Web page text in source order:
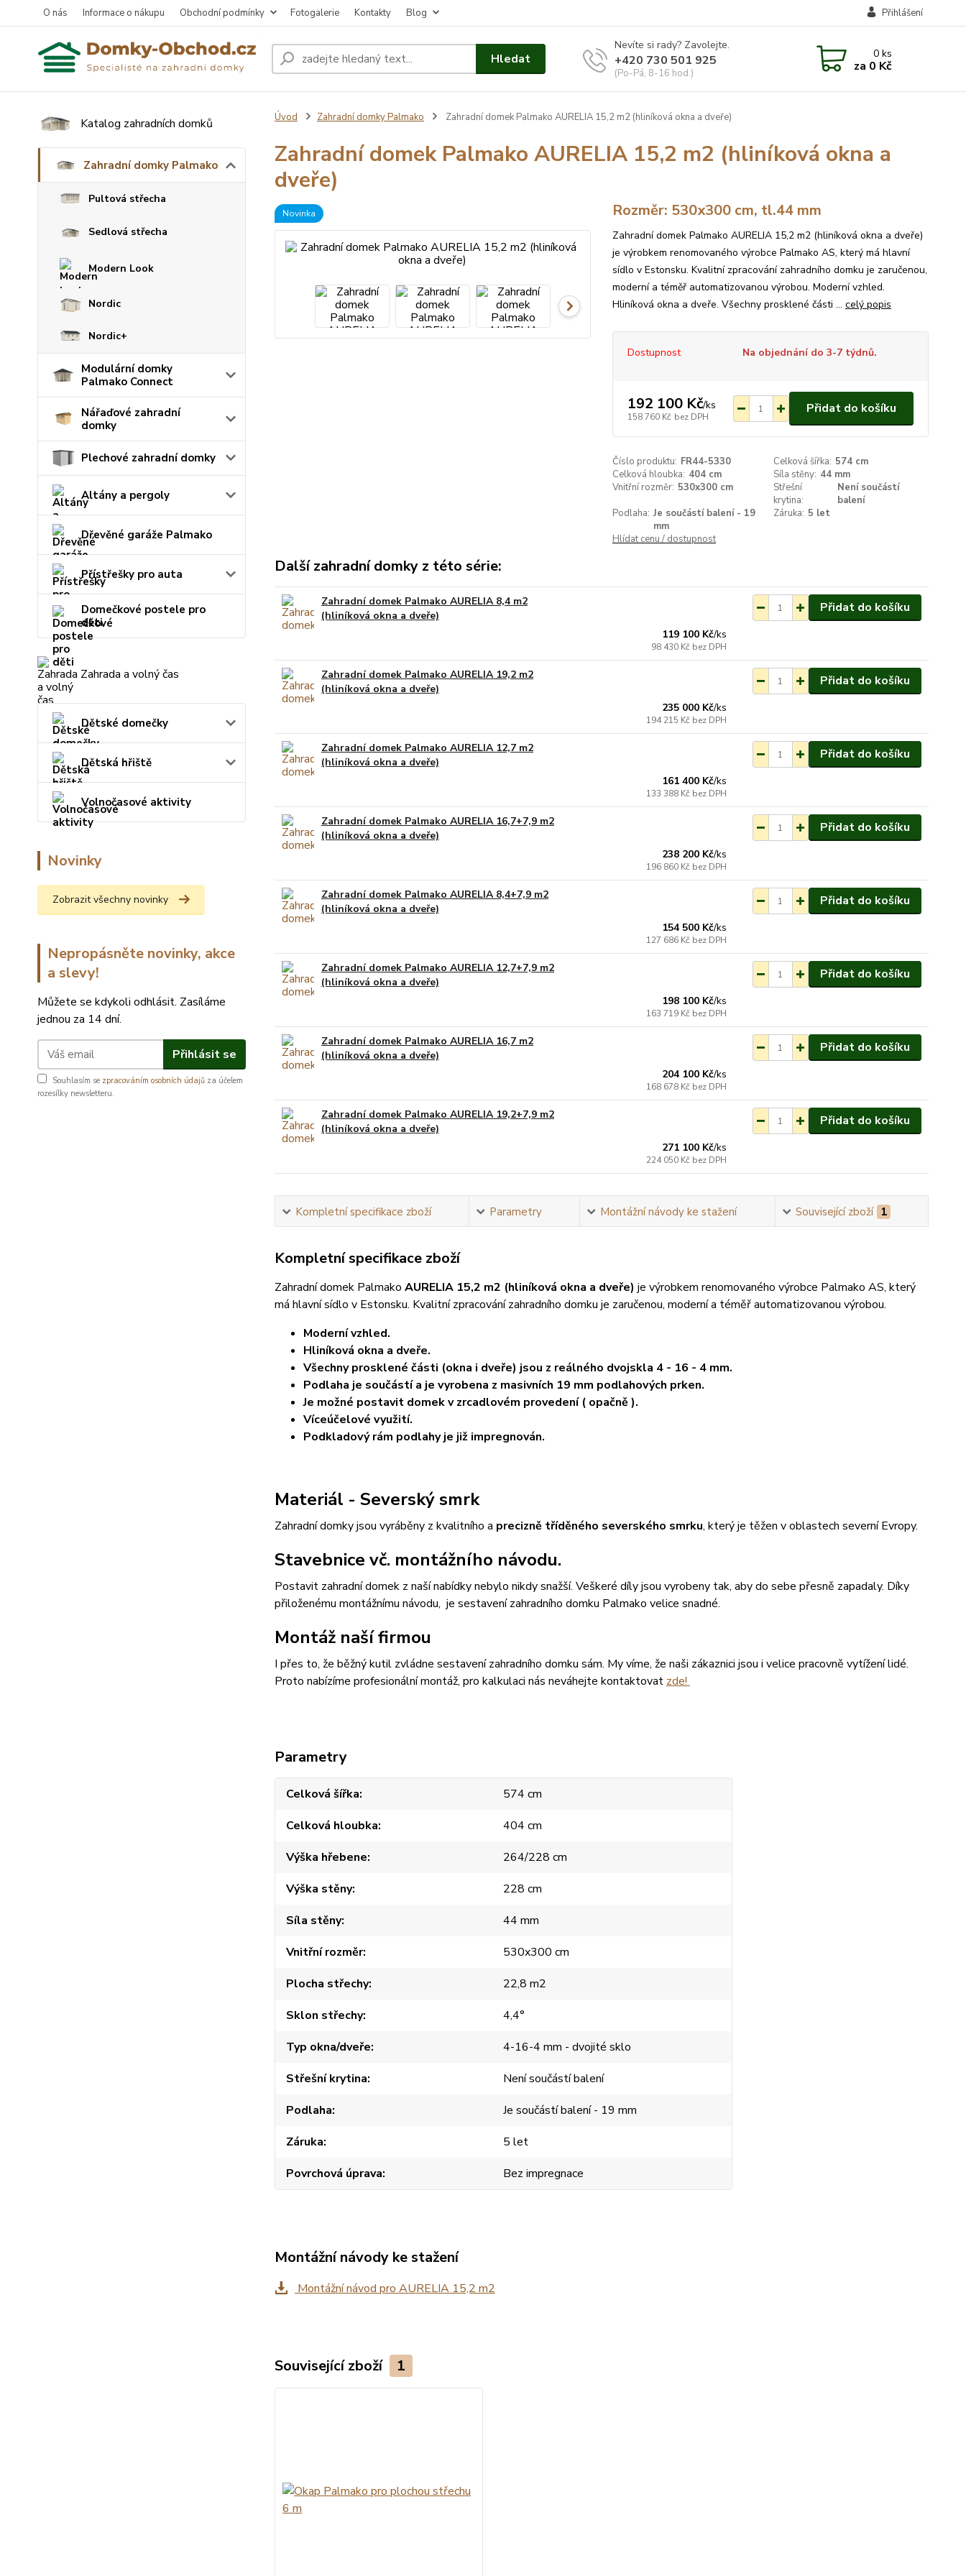
O nás Informace o nákupu Obchodní podmínky Fotogalerie Kontakty Blog Přihlášení
Hledat
Nevíte si rady? Zavolejte.
+420 730 501 925
(Po-Pá, 8-16 hod.)
0ks
za 0 Kč
Katalog zahradních domků
Zahradní domky Palmako
Pultová střecha
Sedlová střecha
Modern Look
Nordic
Nordic+
Modulární domky
Palmako Connect
Nářaďové zahradní
domky
Plechové zahradní domky
Altány a pergoly
Dřevěné garáže Palmako
Přístřešky pro auta
Domečkové postele pro
děti
Zahrada a volný čas
Dětské domečky
Dětská hřiště
Volnočasové aktivity
Novinky
Zobrazit všechny novinky
Nepropásněte novinky, akce
a slevy!
Můžete se kdykoli odhlásit. Zasíláme
jednou za 14 dní.
Přihlásit se
Souhlasím se zpracováním osobních údajů za účelem
rozesílky newsletteru.
Úvod Zahradní domky Palmako Zahradní domek Palmako AURELIA 15,2 m2 (hliníková okna a dveře)
Zahradní domek Palmako AURELIA 15,2 m2 (hliníková okna a
dveře)
Novinka Rozměr: 530x300 cm, tl.44 mm
Zahradní domek Palmako AURELIA 15,2 m2 (hliníková okna a dveře)
je výrobkem renomovaného výrobce Palmako AS, který má hlavní
sídlo v Estonsku. Kvalitní zpracování zahradního domku je zaručenou,
moderní a téměř automatizovanou výrobou. Moderní vzhled.
Hliníková okna a dveře. Všechny prosklené části ... celý popis
Dostupnost Na objednání do 3-7 týdnů.
192 100 Kč/ks
158 760 Kč bez DPH
Přidat do košíku
Číslo produktu: FR44-5330 Celková šířka: 574 cm
Celková hloubka: 404 cm Síla stěny: 44 mm
Vnitřní rozměr: 530x300 cm
Střešní
krytina:
Není součástí
balení
Podlaha: Je součástí balení - 19
mm
Záruka: 5 let
Hlídat cenu / dostupnost
Další zahradní domky z této série:
Zahradní domek Palmako AURELIA 8,4 m2
(hliníková okna a dveře)
119 100 Kč/ks
98 430 Kč bez DPH
Přidat do košíku
Zahradní domek Palmako AURELIA 19,2 m2
(hliníková okna a dveře)
235 000 Kč/ks
194 215 Kč bez DPH
Přidat do košíku
Zahradní domek Palmako AURELIA 12,7 m2
(hliníková okna a dveře)
161 400 Kč/ks
133 388 Kč bez DPH
Přidat do košíku
Zahradní domek Palmako AURELIA 16,7+7,9 m2
(hliníková okna a dveře)
238 200 Kč/ks
196 860 Kč bez DPH
Přidat do košíku
Zahradní domek Palmako AURELIA 8,4+7,9 m2
(hliníková okna a dveře)
154 500 Kč/ks
127 686 Kč bez DPH
Přidat do košíku
Zahradní domek Palmako AURELIA 12,7+7,9 m2
(hliníková okna a dveře)
198 100 Kč/ks
163 719 Kč bez DPH
Přidat do košíku
Zahradní domek Palmako AURELIA 16,7 m2
(hliníková okna a dveře)
204 100 Kč/ks
168 678 Kč bez DPH
Přidat do košíku
Zahradní domek Palmako AURELIA 19,2+7,9 m2
(hliníková okna a dveře)
271 100 Kč/ks
224 050 Kč bez DPH
Přidat do košíku
Kompletní specifikace zboží Parametry Montážní návody ke stažení Související zboží 1
Kompletní specifikace zboží
Zahradní domek Palmako AURELIA 15,2 m2 (hliníková okna a dveře) je výrobkem renomovaného výrobce Palmako AS, který
má hlavní sídlo v Estonsku. Kvalitní zpracování zahradního domku je zaručenou, moderní a téměř automatizovanou výrobou.
Moderní vzhled.
Hliníková okna a dveře.
Všechny prosklené části (okna i dveře) jsou z reálného dvojskla 4 - 16 - 4 mm.
Podlaha je součástí a je vyrobena z masivních 19 mm podlahových prken.
Je možné postavit domek v zrcadlovém provedení ( opačně ).
Víceúčelové využití.
Podkladový rám podlahy je již impregnován.
Materiál - Severský smrk
Zahradní domky jsou vyráběny z kvalitního a precizně tříděného severského smrku, který je těžen v oblastech severní Evropy.
Stavebnice vč. montážního návodu.
Postavit zahradní domek z naší nabídky nebylo nikdy snažší. Veškeré díly jsou vyrobeny tak, aby do sebe přesně zapadaly. Díky
přiloženému montážnímu návodu, je sestavení zahradního domku Palmako velice snadné.
Montáž naší firmou
I přes to, že běžný kutil zvládne sestavení zahradního domku sám. My víme, že naši zákaznici jsou i velice pracovně vytížení lidé.
Proto nabízíme profesionální montáž, pro kalkulaci nás neváhejte kontaktovat zde!
Parametry
Celková šířka
574 cm
Celková hloubka
404 cm
Výška hřebene
264/228 cm
Výška stěny
228 cm
Síla stěny
44 mm
Vnitřní rozměr
530x300 cm
Plocha střechy
22,8 m2
Sklon střechy
4,4°
Typ okna/dveře
4-16-4 mm - dvojité sklo
Střešní krytina
Není součástí balení
Podlaha
Je součástí balení - 19 mm
Záruka
5 let
Povrchová úprava
Bez impregnace
Montážní návody ke stažení
Montážní návod pro AURELIA 15,2 m2
Související zboží 1